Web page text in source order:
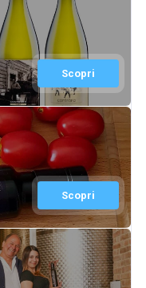
Scopri
Scopri